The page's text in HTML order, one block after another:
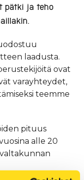
pätki ja teho
laadusta.
ovat
varayhteydet,
teemme
pituus
alle 20